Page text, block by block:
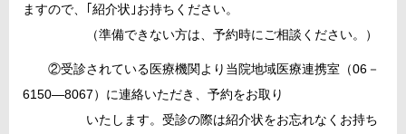
ますので、｢紹介状｣お持ちください。
（準備できない方は、予約時にご相談ください。）
②受診されている医療機関より当院地域医療連携室（06－
6150―8067）に連絡いただき、予約をお取り
いたします。受診の際は紹介状をお忘れなくお持ち